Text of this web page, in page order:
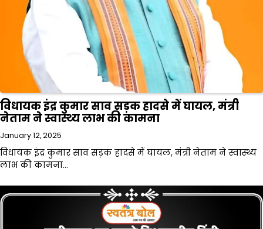
विधायक इंद्र कुमार साव सड़क हादसे में घायल, मंत्री
नेताम ने स्वास्थ्य लाभ की कामना
January 12, 2025
विधायक इंद्र कुमार साव सड़क हादसे में घायल, मंत्री नेताम ने स्वास्थ्य
लाभ की कामना…